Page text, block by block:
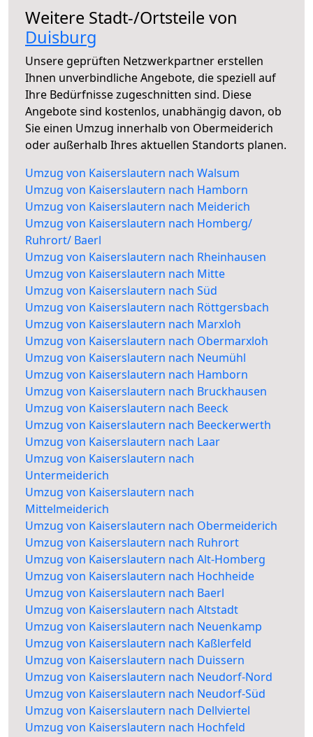
Weitere Stadt-/Ortsteile von
Duisburg
Unsere geprüften Netzwerkpartner erstellen
Ihnen unverbindliche Angebote, die speziell auf
Ihre Bedürfnisse zugeschnitten sind. Diese
Angebote sind kostenlos, unabhängig davon, ob
Sie einen Umzug innerhalb von Obermeiderich
oder außerhalb Ihres aktuellen Standorts planen.
Umzug von Kaiserslautern nach Walsum
Umzug von Kaiserslautern nach Hamborn
Umzug von Kaiserslautern nach Meiderich
Umzug von Kaiserslautern nach Homberg/
Ruhrort/ Baerl
Umzug von Kaiserslautern nach Rheinhausen
Umzug von Kaiserslautern nach Mitte
Umzug von Kaiserslautern nach Süd
Umzug von Kaiserslautern nach Röttgersbach
Umzug von Kaiserslautern nach Marxloh
Umzug von Kaiserslautern nach Obermarxloh
Umzug von Kaiserslautern nach Neumühl
Umzug von Kaiserslautern nach Hamborn
Umzug von Kaiserslautern nach Bruckhausen
Umzug von Kaiserslautern nach Beeck
Umzug von Kaiserslautern nach Beeckerwerth
Umzug von Kaiserslautern nach Laar
Umzug von Kaiserslautern nach
Untermeiderich
Umzug von Kaiserslautern nach
Mittelmeiderich
Umzug von Kaiserslautern nach Obermeiderich
Umzug von Kaiserslautern nach Ruhrort
Umzug von Kaiserslautern nach Alt-Homberg
Umzug von Kaiserslautern nach Hochheide
Umzug von Kaiserslautern nach Baerl
Umzug von Kaiserslautern nach Altstadt
Umzug von Kaiserslautern nach Neuenkamp
Umzug von Kaiserslautern nach Kaßlerfeld
Umzug von Kaiserslautern nach Duissern
Umzug von Kaiserslautern nach Neudorf-Nord
Umzug von Kaiserslautern nach Neudorf-Süd
Umzug von Kaiserslautern nach Dellviertel
Umzug von Kaiserslautern nach Hochfeld